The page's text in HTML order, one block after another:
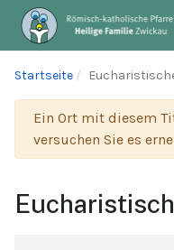
Startseite
Warnung
Ein Ort mit diesem
versuchen Sie es